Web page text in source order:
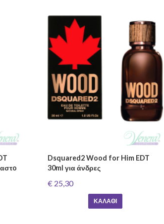
Dsquared2 Wood for Him EDT
30ml για άνδρες
€ 25,30
ΚΑΛΆΘΙ